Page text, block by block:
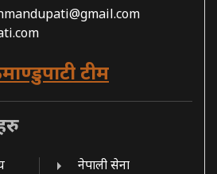
टीम
नेपाली सेना